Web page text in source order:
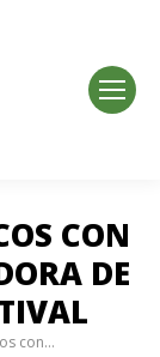
CON
DE
con…